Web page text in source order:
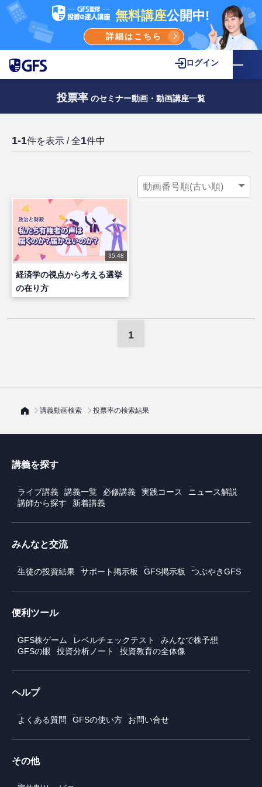
無料講座公開中!
詳細はこちら
ログイン
投票率 のセミナー動画・動画講座一覧
1-1件を表示 / 全1件中
35:48
経済学の視点から考える選挙
の在り方
1
講義動画検索 投票率の検索結果
講義を探す
ライブ講義 講義一覧 必修講義 実践コース
ニュース解説
講師から探す
新着講義
みんなと交流
生徒の投資結果 サポート掲示板 GFS掲示板 つぶやきGFS
便利ツール
GFS株ゲーム レベルチェックテスト
みんなで株予想
GFSの眼
投資分析ノート 投資教育の全体像
ヘルプ
よくある質問 GFSの使い方 お問い合せ
その他